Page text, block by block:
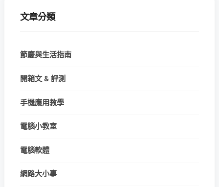
文章分類
節慶與生活指南
開箱文 & 評測
手機應用教學
電腦小教室
電腦軟體
網路大小事